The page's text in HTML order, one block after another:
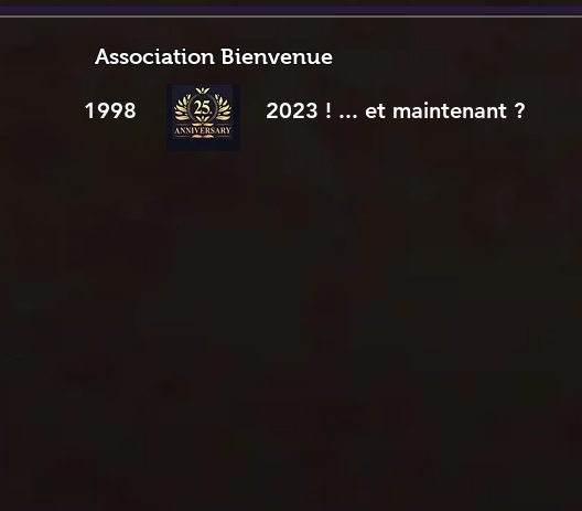
Association Bienvenue
1998 2023 ! ... et maintenant ?